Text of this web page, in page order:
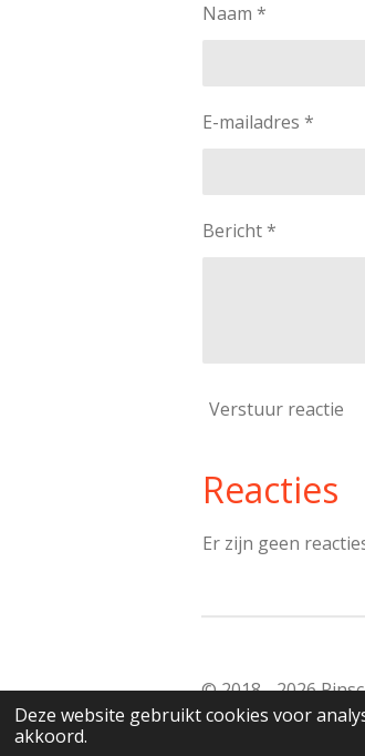
Deze website gebruikt cookies voor
akkoord.
Naam *
E-mailadres *
Bericht *
Verstuur reactie
Reacties
Er zijn geen
© 2018 - 2026